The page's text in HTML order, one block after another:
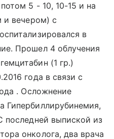
5 - 10, 10-15 и на
и вечером) с
в
Прошел 4 облучения
(1 гр.)
года в связи с
. Осложнение
Гипербиллирубинемия,
последней выпиской из
онколога, два врача